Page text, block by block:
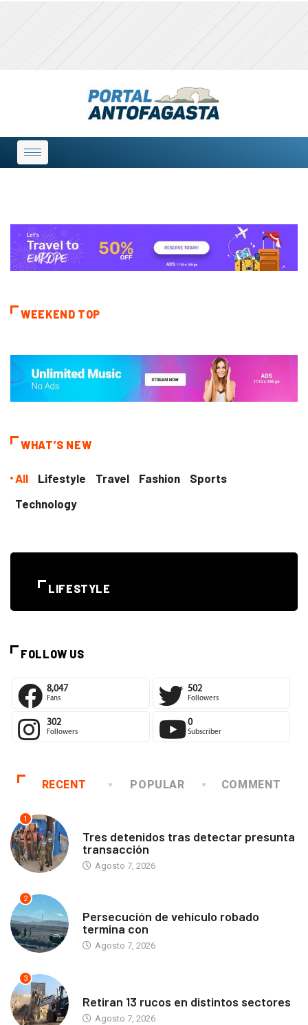
WEEKEND TOP
WHAT’S NEW
All Lifestyle Travel Fashion
Sports
Technology
LIFESTYLE
FOLLOW US
8,047
Fans
502
Followers
302
Followers
0
Subscriber
RECENT POPULAR COMMENT
1
Tres detenidos tras detectar presunta
transacción
Agosto 7, 2026
2
Persecución de vehículo robado
termina con
Agosto 7, 2026
3
Retiran 13 rucos en distintos sectores
Agosto 7, 2026